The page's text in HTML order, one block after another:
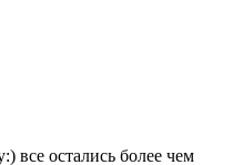
все остались более чем